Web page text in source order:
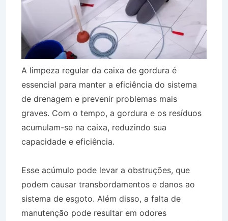
A limpeza regular da caixa de gordura é
essencial para manter a eficiência do sistema
de drenagem e prevenir problemas mais
graves. Com o tempo, a gordura e os resíduos
acumulam-se na caixa, reduzindo sua
capacidade e eficiência.
Esse acúmulo pode levar a obstruções, que
podem causar transbordamentos e danos ao
sistema de esgoto. Além disso, a falta de
manutenção pode resultar em odores